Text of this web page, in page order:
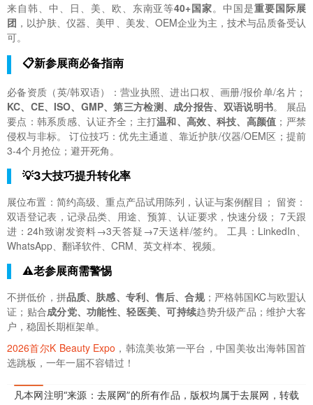
来自韩、中、日、美、欧、东南亚等40+国家。中国是重要国际展
团 ，以护肤、仪器、美甲、美发、OEM企业为主，技术与品质备受认
可。
📋新参展商必备指南
必备资质（英/韩双语）：营业执照、进出口权、画册/报价单/名片；
KC、CE、ISO、GMP、第三方检测、成分报告、双语说明书。 展品
要点：韩系质感、认证齐全；主打温和、高效、科技、高颜值 ；严禁
侵权与非标。 订位技巧：优先主通道、靠近护肤/仪器/OEM区；提前
3-4个月抢位；避开死角。
💡3大技巧提升转化率
展位布置：简约高级、重点产品试用陈列，认证与案例醒目； 留资：
双语登记表，记录品类、用途、预算、认证要求，快速分级； 7天跟
进：24h致谢发资料→3天答疑→7天送样/签约。 工具：LinkedIn、
WhatsApp、翻译软件、CRM、英文样本、视频。
⚠️老参展商需警惕
不拼低价，拼品质、肤感、专利、售后、合规；严格韩国KC与欧盟认
证；贴合成分党、功能性、轻医美、可持续趋势升级产品；维护大客
户，稳固长期框架单。
2026首尔K Beauty Expo ，韩流美妆第一平台，中国美妆出海韩国首
选跳板，一年一届不容错过！
凡本网注明“来源：去展网”的所有作品，版权均属于去展网，转载